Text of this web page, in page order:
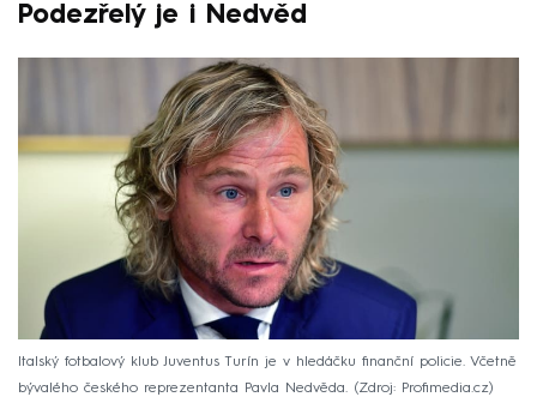
Podezřelý je i Nedvěd
Italský fotbalový klub Juventus Turín je v hledáčku finanční policie. Včetně
bývalého českého reprezentanta Pavla Nedvěda.
Zdroj: Profimedia.cz